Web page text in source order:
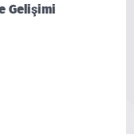
Gelişimi